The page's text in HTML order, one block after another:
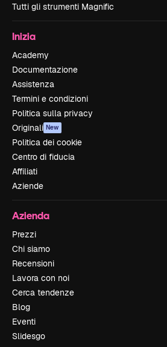
Tutti gli strumenti Magnific
Inizia
Academy
Documentazione
Assistenza
Termini e condizioni
Politica sulla privacy
Originali New
Politica dei cookie
Centro di fiducia
Affiliati
Aziende
Azienda
Prezzi
Chi siamo
Recensioni
Lavora con noi
Cerca tendenze
Blog
Eventi
Slidesgo